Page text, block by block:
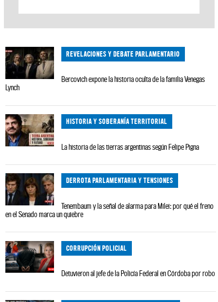
REVELACIONES Y DEBATE PARLAMENTARIO
Bercovich expone la historia oculta de la familia Venegas
Lynch
HISTORIA Y SOBERANÍA TERRITORIAL
La historia de las tierras argentinas según Felipe Pigna
DERROTA PARLAMENTARIA Y TENSIONES
Tenembaum y la señal de alarma para Milei: por qué el freno
en el Senado marca un quiebre
CORRUPCIÓN POLICIAL
Detuvieron al jefe de la Policía Federal en Córdoba por robo